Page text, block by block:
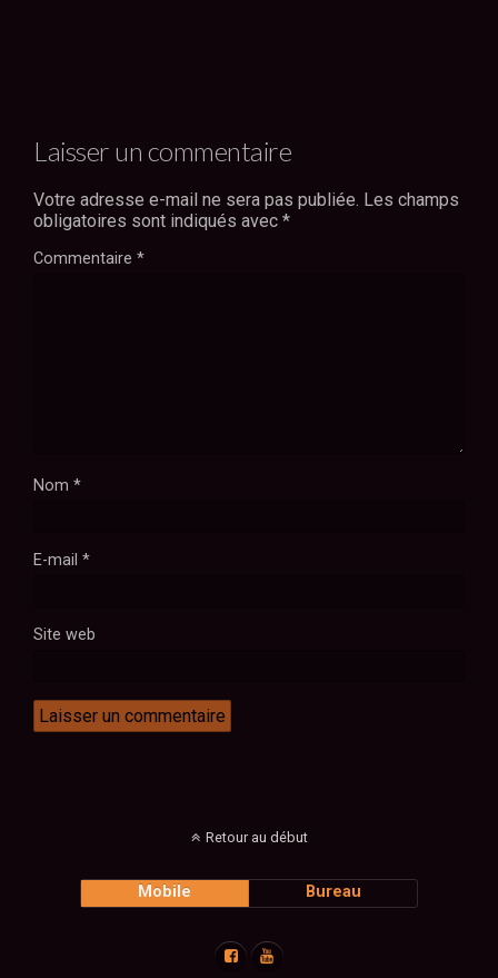
Laisser un commentaire
Votre adresse e-mail ne sera pas publiée. Les champs
obligatoires sont indiqués avec *
Commentaire *
Nom *
E-mail *
Site web
Retour au début
Mobile Bureau